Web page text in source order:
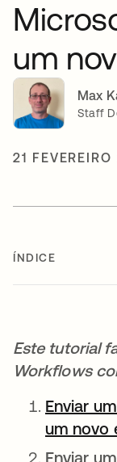
um
Max
Staff
21
ÍNDICE
Este tutorial
Workflows
Enviar
um novo
Enviar